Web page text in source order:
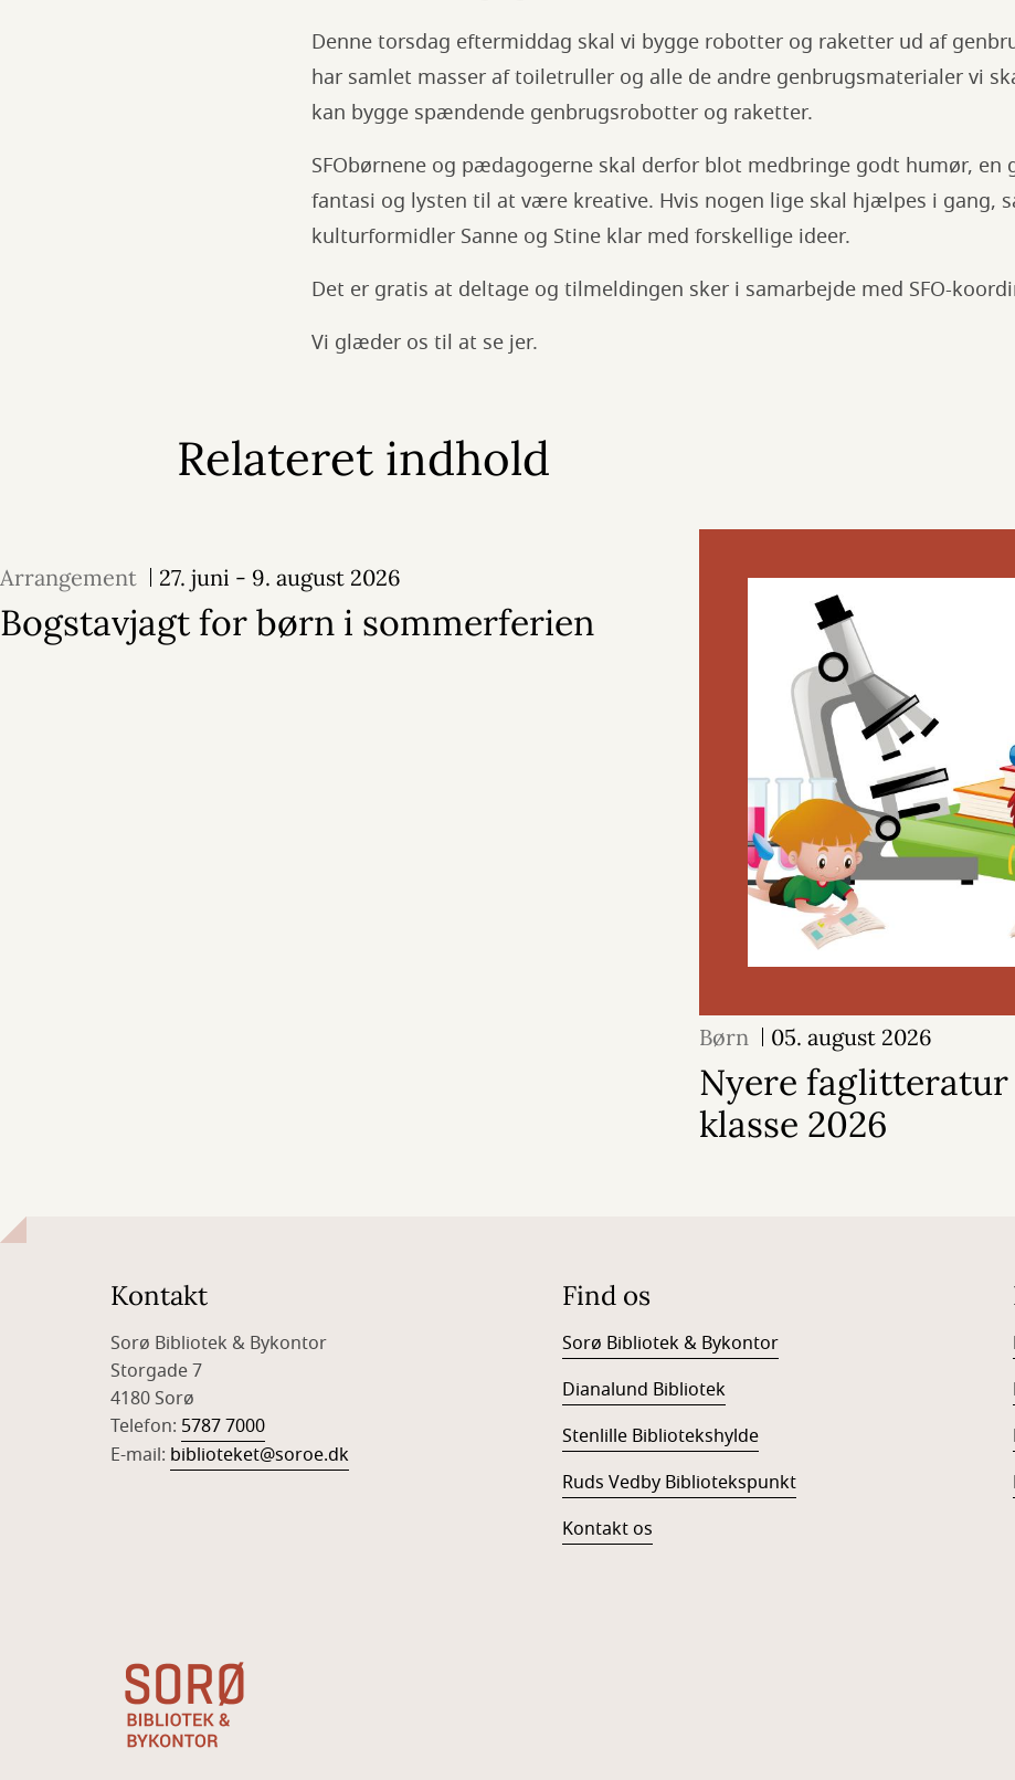
Denne torsdag eftermiddag skal vi bygge robotter og raketter ud af
har samlet masser af toiletruller og alle de andre genbrugsmaterialer vi
kan bygge spændende genbrugsrobotter og raketter.
SFObørnene og pædagogerne skal derfor blot medbringe godt humør, en
fantasi og lysten til at være kreative. Hvis nogen lige skal hjælpes i gang,
kulturformidler Sanne og Stine klar med forskellige ideer.
Det er gratis at deltage og tilmeldingen sker i samarbejde med SFO-
Vi glæder os til at se jer.
Relateret indhold
Arrangement 27. juni - 9. august 2026
Bogstavjagt for børn i sommerferien
Børn 05. august 2026
Nyere
klasse 2026
Kontakt
Sorø Bibliotek & Bykontor
Storgade 7
4180 Sorø
Telefon: 5787 7000
E-mail: biblioteket@soroe.dk
Find os
Sorø Bibliotek & Bykontor
Dianalund Bibliotek
Stenlille Bibliotekshylde
Ruds Vedby Bibliotekspunkt
Kontakt os